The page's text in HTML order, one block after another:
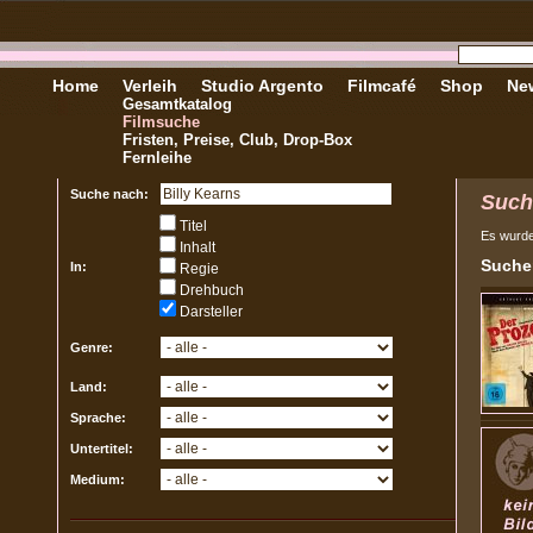
Home Verleih
Gesamtkatalog
Filmsuche
Fristen, Preise, Club, Drop-Box
Fernleihe
Studio Argento Filmcafé Shop
Suche nach:
In:
Titel
Inhalt
Regie
Drehbuch
Darsteller
Genre:
Land:
Sprache:
Untertitel:
Medium:
Es